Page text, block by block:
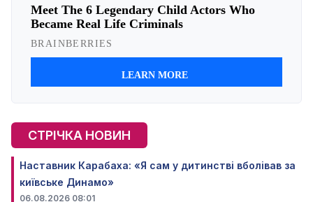
СТРІЧКА НОВИН
Наставник Карабаха: «Я сам у дитинстві вболівав за
київське Динамо»
06.08.2026 08:01